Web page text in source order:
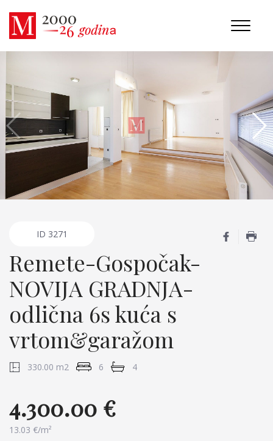
ID 3271
Remete-Gospočak-
NOVIJA GRADNJA-
odlična 6s kuća s
vrtom&garažom
330.00 m2 6 4
4.300.00 €
13.03 €/m²